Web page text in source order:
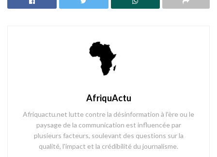
AfriquActu
Afriquactu.net lutte contre la désinformation à l'ère ou le
paysage de la communication est influencée par
plusieurs facteurs, soulevant des questions sur la
qualité, l'impact et la crédibilité du journalisme.